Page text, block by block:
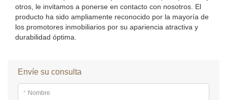
otros, le invitamos a ponerse en contacto con nosotros. El
producto ha sido ampliamente reconocido por la mayoría de
los promotores inmobiliarios por su apariencia atractiva y
durabilidad óptima.
Envíe su consulta
* Nombre